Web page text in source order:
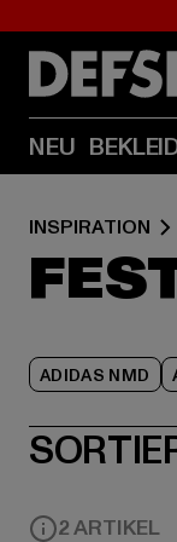
NEU
INSPIRATION
ADIDAS NMD
2 ARTIKEL